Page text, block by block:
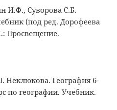
И.Ф., Суворова С.Б.
(под ред. Дорофеева
Просвещение.
Неклюкова. География 6-
по географии. Учебник.